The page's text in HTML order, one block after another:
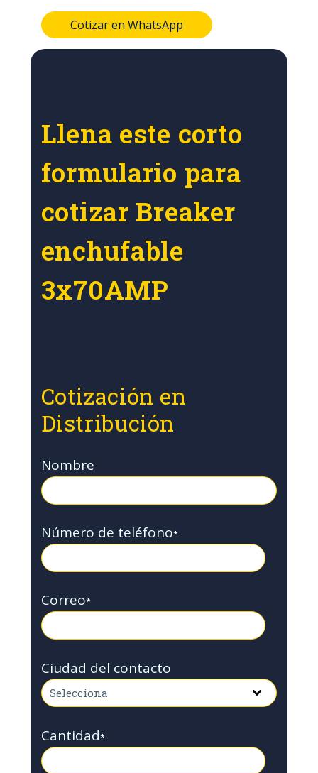
Cotizar en WhatsApp
Llena este corto
formulario para
cotizar Breaker
enchufable
3x70AMP
Cotización en
Distribución
Nombre
Número de teléfono*
Correo*
Ciudad del contacto
Cantidad*